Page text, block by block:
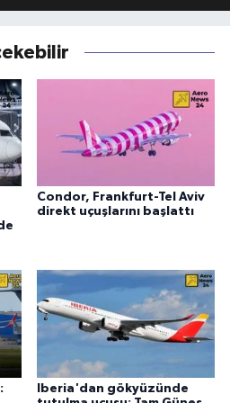
Condor, Frankfurt-Tel Aviv
direkt uçuşlarını başlattı
Iberia'dan gökyüzünde